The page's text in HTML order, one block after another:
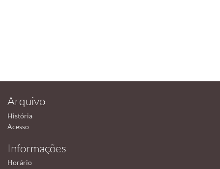
Arquivo
História
Acesso
Informações
Horário